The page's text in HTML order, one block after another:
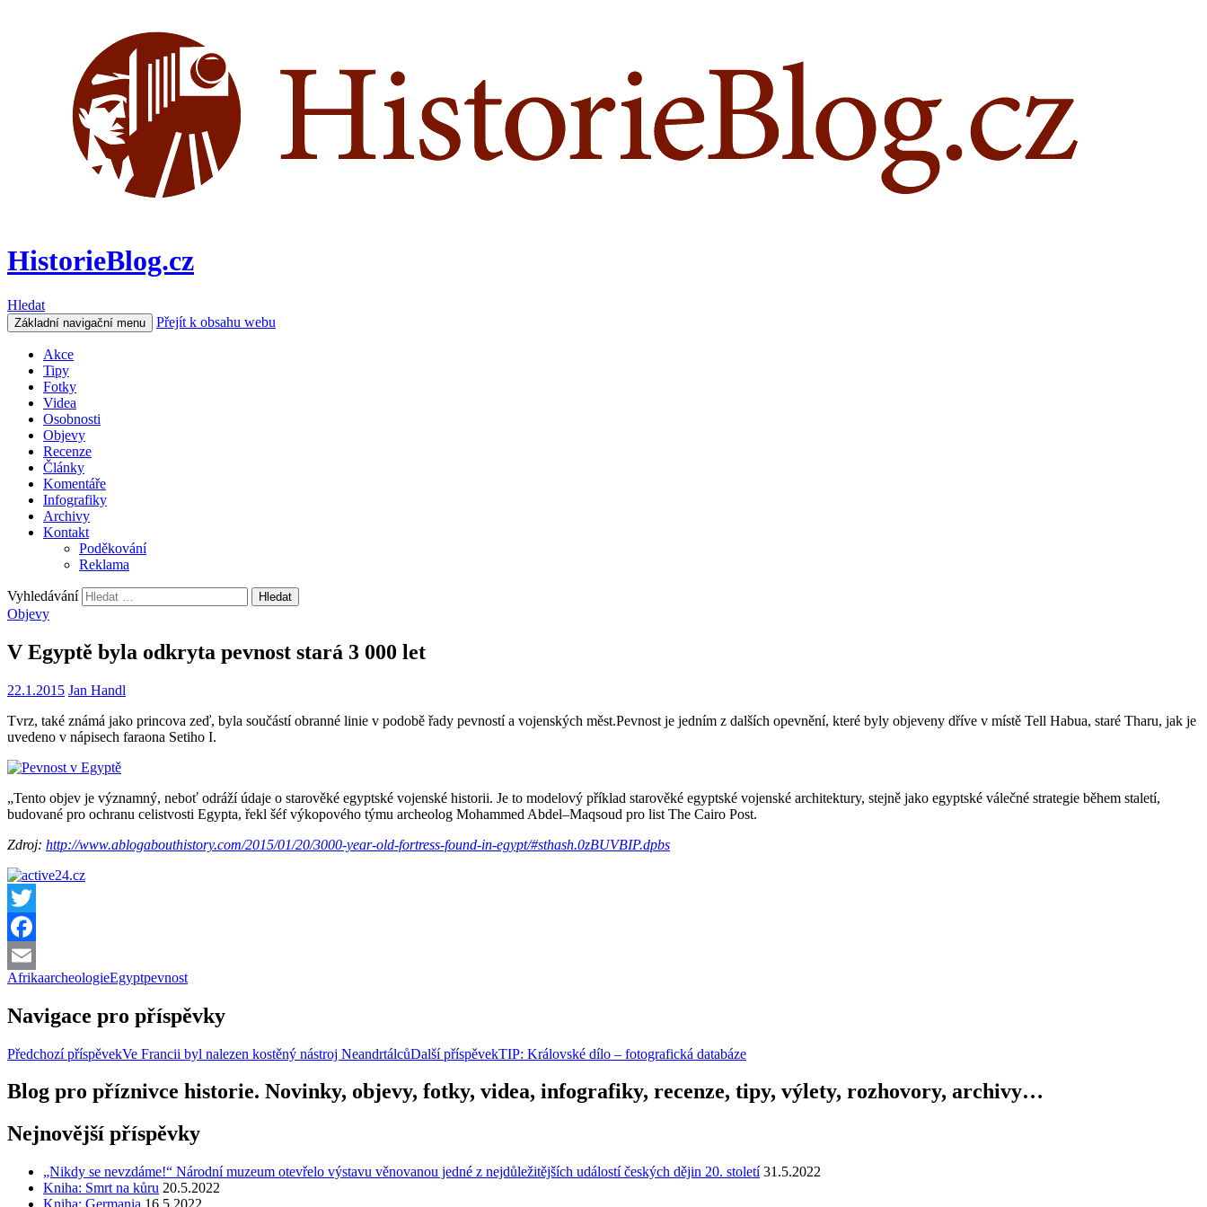
HistorieBlog.cz
Hledat
Základní navigační menu Přejít k obsahu webu
Akce
Tipy
Fotky
Videa
Osobnosti
Objevy
Recenze
Články
Komentáře
Infografiky
Archivy
Kontakt
Poděkování
Reklama
Vyhledávání
Objevy
V Egyptě byla odkryta pevnost stará 3 000 let
22.1.2015 Jan Handl
Tvrz, také známá jako princova zeď, byla součástí obranné linie v podobě řady pevností a vojenských měst.Pevnost je jedním z dalších opevnění, které byly objeveny dříve v místě Tell Habua, staré Tharu, jak je
uvedeno v nápisech faraona Setiho I.
„Tento objev je významný, neboť odráží údaje o starověké egyptské vojenské historii. Je to modelový příklad starověké egyptské vojenské architektury, stejně jako egyptské válečné strategie během staletí,
budované pro ochranu celistvosti Egypta, řekl šéfvýkopového týmu archeolog Mohammed Abdel–Maqsoud pro list The Cairo Post.
Zdroj: http://www.ablogabouthistory.com/2015/01/20/3000-year-old-fortress-found-in-egypt/#sthash.0zBUVBIP.dpbs
Twitter
Facebook
Email
AfrikaarcheologieEgyptpevnost
Navigace pro příspěvky
Předchozí příspěvekVe Francii byl nalezen kostěný nástroj NeandrtálcůDalší příspěvekTIP: Královské dílo – fotografická databáze
Blog pro příznivce historie. Novinky, objevy, fotky, videa, infografiky, recenze, tipy, výlety, rozhovory, archivy…
Nejnovější příspěvky
„Nikdy se nevzdáme!“ Národní muzeum otevřelo výstavu věnovanou jedné z nejdůležitějších událostí českých dějin 20. století 31.5.2022
Kniha: Smrt na kůru 20.5.2022